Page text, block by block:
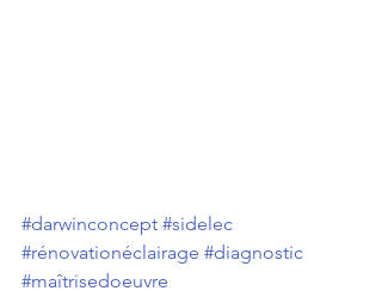
#darwinconcept #sidelec
#rénovationéclairage #diagnostic
#maîtrisedoeuvre